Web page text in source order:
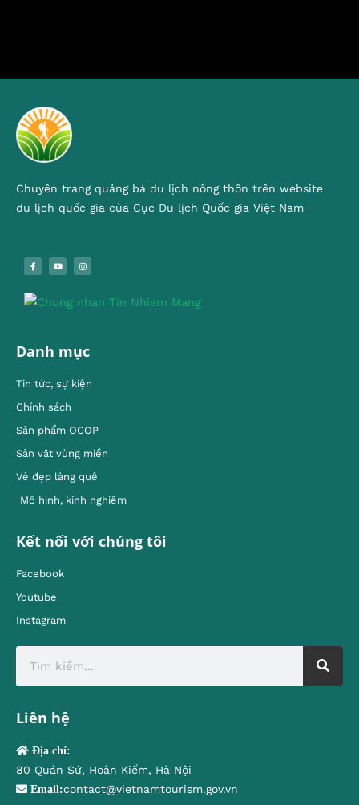
Chuyên trang quảng bá du lịch nông thôn trên website
du lịch quốc gia của Cục Du lịch Quốc gia Việt Nam
Danh mục
Tin tức, sự kiện
Chính sách
Sản phẩm OCOP
Sản vật vùng miền
Vẻ đẹp làng quê
Mô hình, kinh nghiêm
Kết nối với chúng tôi
Facebook
Youtube
Instagram
Liên hệ
Địa chỉ:
80 Quán Sứ, Hoàn Kiếm, Hà Nội
Email:contact@vietnamtourism.gov.vn